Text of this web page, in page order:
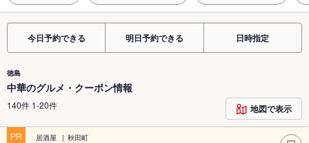
今日予約できる 明日予約できる 日時指定
徳島
中華のグルメ・クーポン情報
140件 1-20件 地図で表示
PR 居酒屋 秋田町